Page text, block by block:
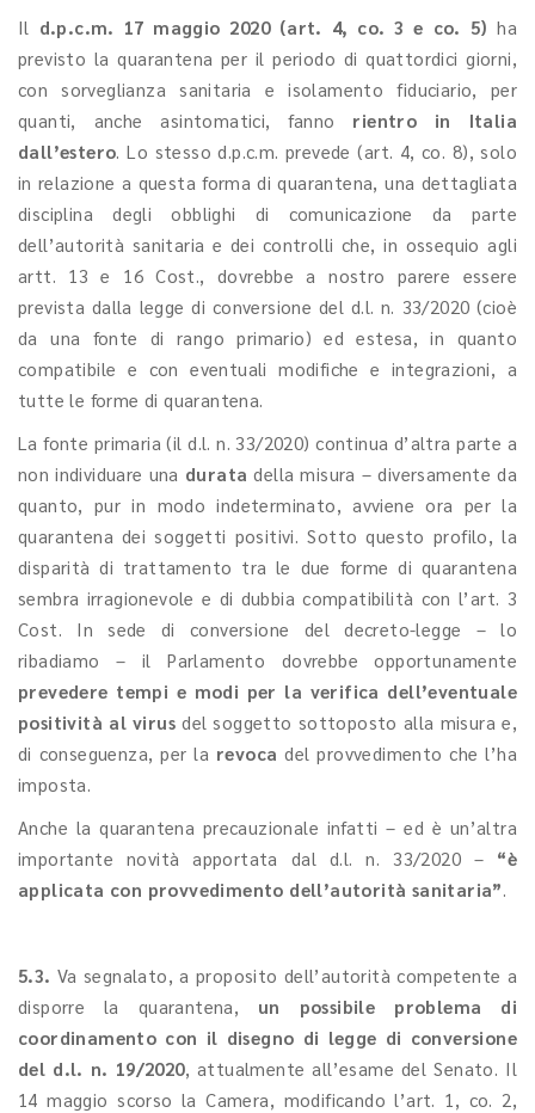
Il d.p.c.m. 17 maggio 2020 (art. 4, co. 3 e co. 5) ha
previsto la quarantena per il periodo di quattordici giorni,
con sorveglianza sanitaria e isolamento fiduciario, per
quanti, anche asintomatici, fanno rientro in Italia
dall’estero. Lo stesso d.p.c.m. prevede (art. 4, co. 8), solo
in relazione a questa forma di quarantena, una dettagliata
disciplina degli obblighi di comunicazione da parte
dell’autorità sanitaria e dei controlli che, in ossequio agli
artt. 13 e 16 Cost., dovrebbe a nostro parere essere
prevista dalla legge di conversione del d.l. n. 33/2020 (cioè
da una fonte di rango primario) ed estesa, in quanto
compatibile e con eventuali modifiche e integrazioni, a
tutte le forme di quarantena.
La fonte primaria (il d.l. n. 33/2020) continua d’altra parte a
non individuare una durata della misura – diversamente da
quanto, pur in modo indeterminato, avviene ora per la
quarantena dei soggetti positivi. Sotto questo profilo, la
disparità di trattamento tra le due forme di quarantena
sembra irragionevole e di dubbia compatibilità con l’art. 3
Cost. In sede di conversione del decreto-legge – lo
ribadiamo – il Parlamento dovrebbe opportunamente
prevedere tempi e modi per la verifica dell’eventuale
positività al virus del soggetto sottoposto alla misura e,
di conseguenza, per la revoca del provvedimento che l’ha
imposta.
Anche la quarantena precauzionale infatti – ed è un’altra
importante novità apportata dal d.l. n. 33/2020 – “è
applicata con provvedimento dell’autorità sanitaria”.
5.3. Va segnalato, a proposito dell’autorità competente a
disporre la quarantena, un possibile problema di
coordinamento con il disegno di legge di conversione
del d.l. n. 19/2020, attualmente all’esame del Senato. Il
14 maggio scorso la Camera, modificando l’art. 1, co. 2,